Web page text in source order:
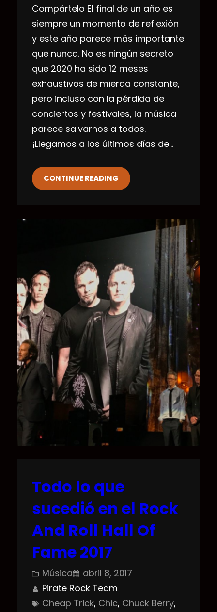
Compártelo El final de un año es
siempre un momento de reflexión
y este año parece más importante
que nunca. No es ningún secreto
que 2020 ha sido 12 meses
exhaustivos de mierda constante,
pero incluso con la pérdida de
conciertos y festivales, la música
parece salvarnos a todos.
¡Llegamos a los últimos días de…
CONTINUE READING
Todo lo que
sucedió en el Rock
And Roll Hall Of
Fame 2017
Música
abril 8, 2017
Pirate Rock Team
Cheap Trick, Chic, Chuck Berry